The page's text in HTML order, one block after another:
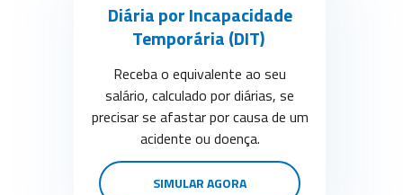
Diária por Incapacidade
Temporária (DIT)
Receba o equivalente ao seu
salário, calculado por diárias, se
precisar se afastar por causa de um
acidente ou doença.
SIMULAR AGORA